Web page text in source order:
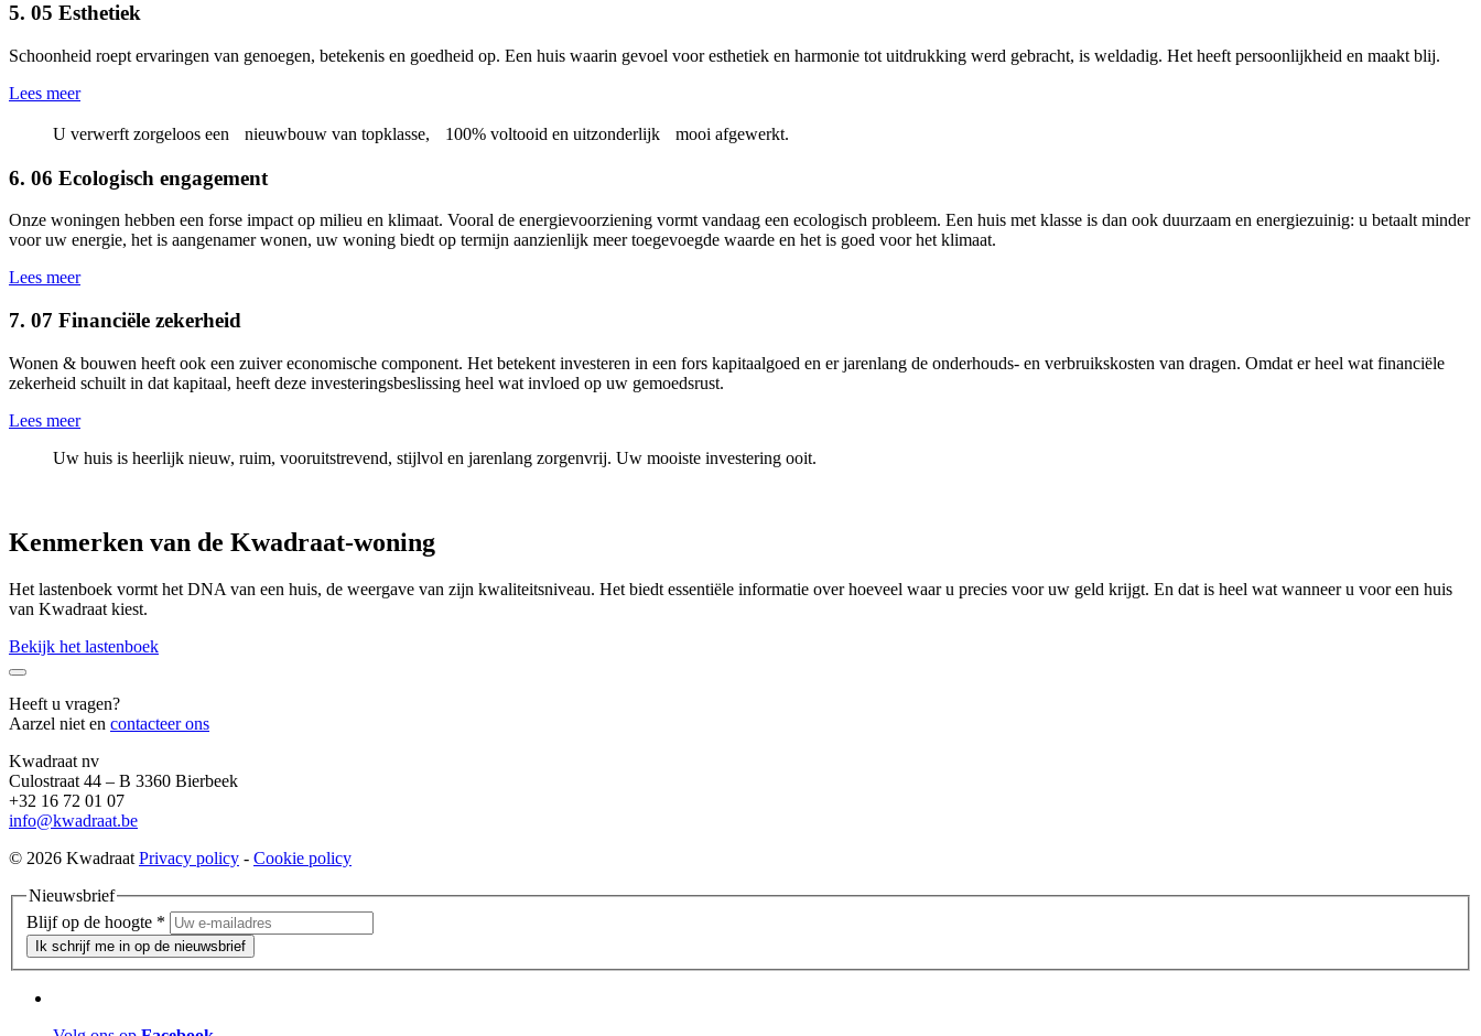
5. 05 Esthetiek
Schoonheid roept ervaringen van genoegen, betekenis en goedheid op. Een huis waarin gevoel voor esthetiek en harmonie tot uitdrukking werd gebracht, is weldadig. Het heeft persoonlijkheid en maakt blij.
Lees meer
U verwerft zorgeloos een nieuwbouw van topklasse, 100% voltooid en uitzonderlijk mooi afgewerkt.
6. 06 Ecologisch engagement
Onze woningen hebben een forse impact op milieu en klimaat. Vooral de energievoorziening vormt vandaag een ecologisch probleem. Een huis met klasse is dan ook duurzaam en energiezuinig: u betaalt minder
voor uw energie, het is aangenamer wonen, uw woning biedt op termijn aanzienlijk meer toegevoegde waarde en het is goed voor het klimaat.
Lees meer
7. 07 Financiële zekerheid
Wonen & bouwen heeft ook een zuiver economische component. Het betekent investeren in een fors kapitaalgoed en er jarenlang de onderhouds- en verbruikskosten van dragen. Omdat er heel wat financiële
zekerheid schuilt in dat kapitaal, heeft deze investeringsbeslissing heel wat invloed op uw gemoedsrust.
Lees meer
Uw huis is heerlijk nieuw, ruim, vooruitstrevend, stijlvol en jarenlang zorgenvrij. Uw mooiste investering ooit.
Kenmerken van de Kwadraat-woning
Het lastenboek vormt het DNA van een huis, de weergave van zijn kwaliteitsniveau. Het biedt essentiële informatie over hoeveel waar u precies voor uw geld krijgt. En dat is heel wat wanneer u voor een huis
van Kwadraat kiest.
Bekijk het lastenboek
Heeft u vragen?
Aarzel niet en contacteer ons
Kwadraat nv
Culostraat 44 – B 3360 Bierbeek
+32 16 72 01 07
info@kwadraat.be
© 2026 Kwadraat Privacy policy - Cookie policy
Nieuwsbrief
Blijf op de hoogte *
Ik schrijf me in op de nieuwsbrief